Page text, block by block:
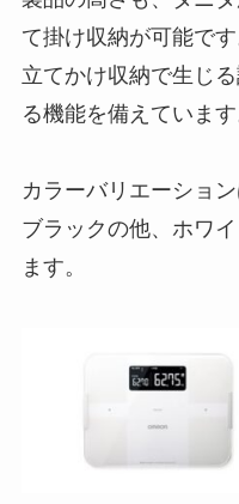
て掛け収納が可能です
立てかけ収納で生じ
る機能を備えています
カラーバリエーショ
ブラックの他、ホワ
ます。